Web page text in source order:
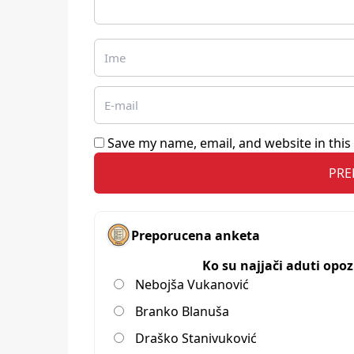
Save my name, email, and website in
Preporucena anketa
Ko su najjači aduti
Nebojša Vukanović
Branko Blanuša
Draško Stanivuković